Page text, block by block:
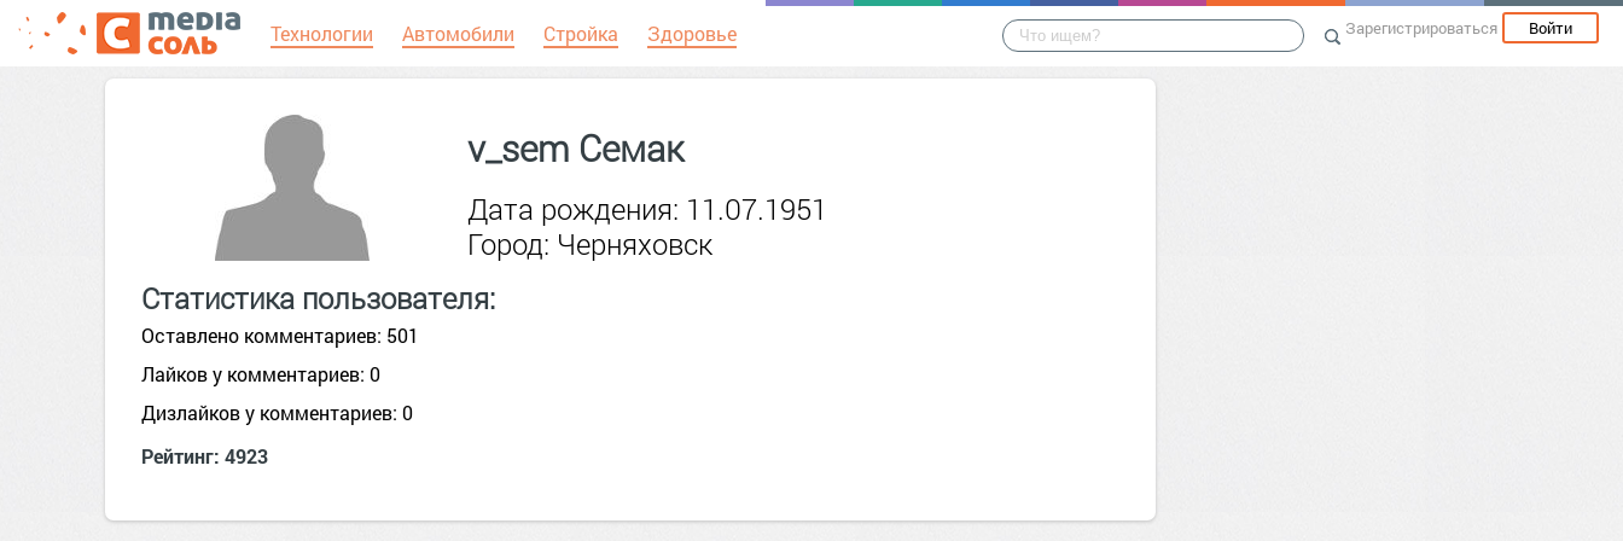
Технологии Автомобили Стройка Здоровье Зарегистрироваться Войти
v_sem Семак
Дата рождения: 11.07.1951
Город: Черняховск
Статистика пользователя:
Оставлено комментариев: 501
Лайков у комментариев: 0
Дизлайков у комментариев: 0
Рейтинг: 4923